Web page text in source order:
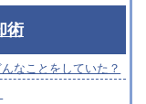
術
なことをしていた？